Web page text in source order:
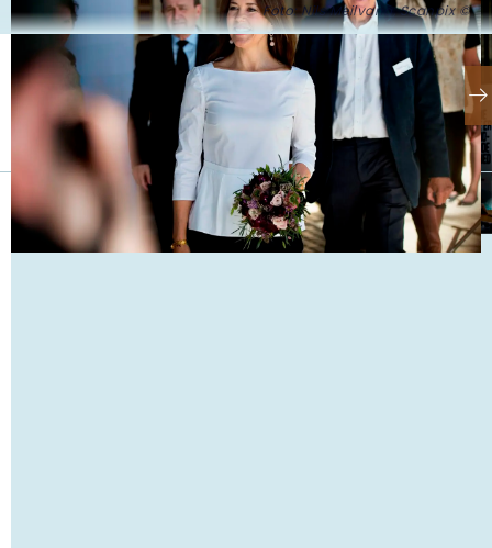
Foto: Nils Meilvang, Scanpix ©
Se også